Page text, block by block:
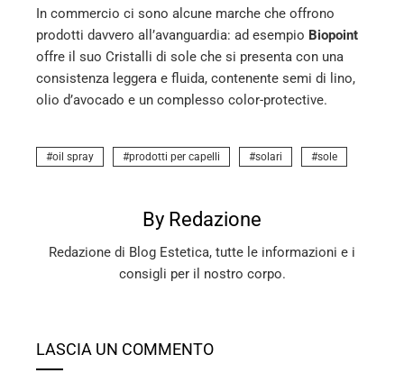
In commercio ci sono alcune marche che offrono
prodotti davvero all’avanguardia: ad esempio Biopoint
offre il suo Cristalli di sole che si presenta con una
consistenza leggera e fluida, contenente semi di lino,
olio d’avocado e un complesso color-protective.
oil spray prodotti per capelli solari sole
By Redazione
Redazione di Blog Estetica, tutte le informazioni e i
consigli per il nostro corpo.
LASCIA UN COMMENTO